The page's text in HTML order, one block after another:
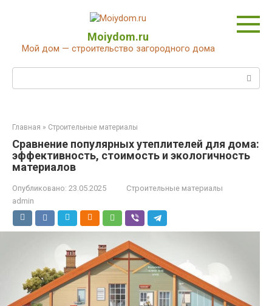
Moiydom.ru
Мой дом — строительство загородного дома
Главная » Строительные материалы
Сравнение популярных утеплителей для дома:
эффективность, стоимость и экологичность
материалов
Опубликовано: 23.05.2025
Строительные материалы
admin